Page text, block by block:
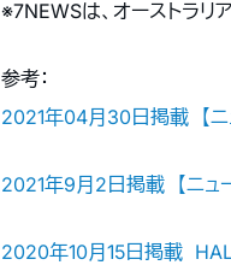
※7NEWSは、オーストラリ
参考：
2021年04月30日掲載 【ニ
2021年9月2日掲載 【ニュ
2020年10月15日掲載